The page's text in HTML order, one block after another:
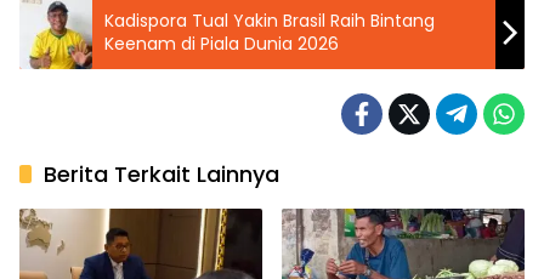
Kadispora Tual Yakin Brasil Raih Bintang
Keenam di Piala Dunia 2026
Berita Terkait Lainnya